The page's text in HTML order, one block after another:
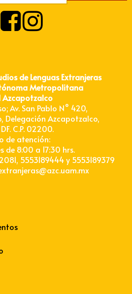
de Lenguas Extranjeras
Metropolitana
Azcapotzalco
Av. San Pablo N° 420,
Delegación Azcapotzalco,
C.P. 02200.
de atención:
de 8:00 a 17:30 hrs.
5553189444 y 5553189379